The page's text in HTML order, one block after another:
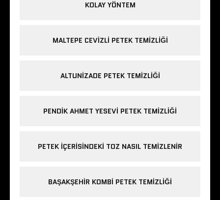
KOLAY YÖNTEM
MALTEPE CEVIZLI PETEK TEMIZLIĞI
ALTUNIZADE PETEK TEMIZLIĞI
PENDIK AHMET YESEVI PETEK TEMIZLIĞI
PETEK IÇERISINDEKI TOZ NASIL TEMIZLENIR
BAŞAKŞEHIR KOMBI PETEK TEMIZLIĞI